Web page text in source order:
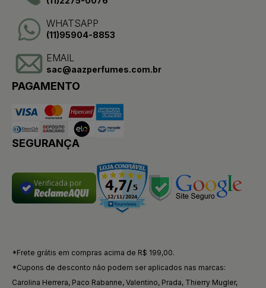
WHATSAPP
(11)95904-8853
EMAIL
sac@aazperfumes.com.br
PAGAMENTO
SEGURANÇA
Verificada por
*Frete grátis em compras acima de R$ 199,00.
*Cupons de desconto não podem ser aplicados nas marcas:
Carolina Herrera, Paco Rabanne, Valentino, Prada, Thierry Mugler,